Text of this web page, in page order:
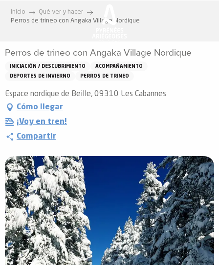
Inicio
Qué ver y hacer
Perros de trineo con Angaka Village Nordique
Perros de trineo con Angaka Village Nordique
INICIACIÓN / DESCUBRIMIENTO
ACOMPAÑAMIENTO
DEPORTES DE INVIERNO
PERROS DE TRINEO
Espace nordique de Beille, 09310 Les Cabannes
Cómo llegar
¡Voy en tren!
Compartir